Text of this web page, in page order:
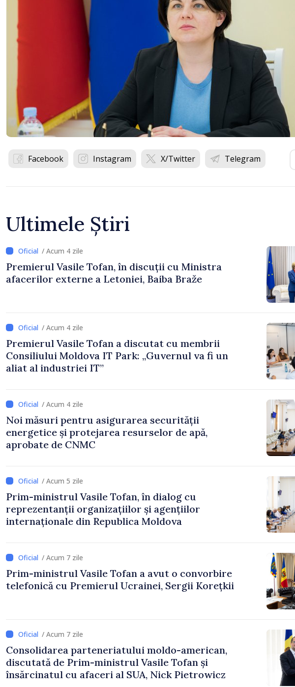
Facebook Instagram X/Twitter Telegram
Ultimele Știri
/ Acum 4 zile
Premierul Vasile Tofan, în discuții cu Ministra
afacerilor externe a Letoniei, Baiba Braže
/ Acum 4 zile
Premierul Vasile Tofan a discutat cu membrii
Consiliului Moldova IT Park: „Guvernul va fi un
aliat al industriei IT”
/ Acum 4 zile
Noi măsuri pentru asigurarea securității
energetice și protejarea resurselor de apă,
aprobate de CNMC
/ Acum 5 zile
Prim-ministrul Vasile Tofan, în dialog cu
reprezentanții organizațiilor și agențiilor
internaționale din Republica Moldova
/ Acum 7 zile
Prim-ministrul Vasile Tofan a avut o convorbire
telefonică cu Premierul Ucrainei, Sergii Korețkii
/ Acum 7 zile
Consolidarea parteneriatului moldo-american,
discutată de Prim-ministrul Vasile Tofan și
însărcinatul cu afaceri al SUA, Nick Pietrowicz